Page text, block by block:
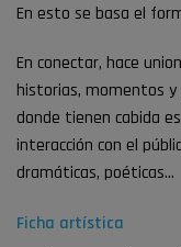
En esto se basa el
En conectar, hace
historias, momentos y
donde tienen cabida
interacción con el
dramáticas, poéticas…
Ficha artística